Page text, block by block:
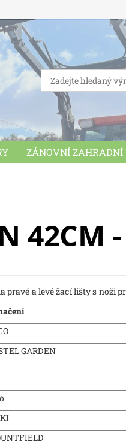
ZÁNOVNÍ ZAHRADNÍ
42CM
pravé a levé žací lišty s noži
GARDEN